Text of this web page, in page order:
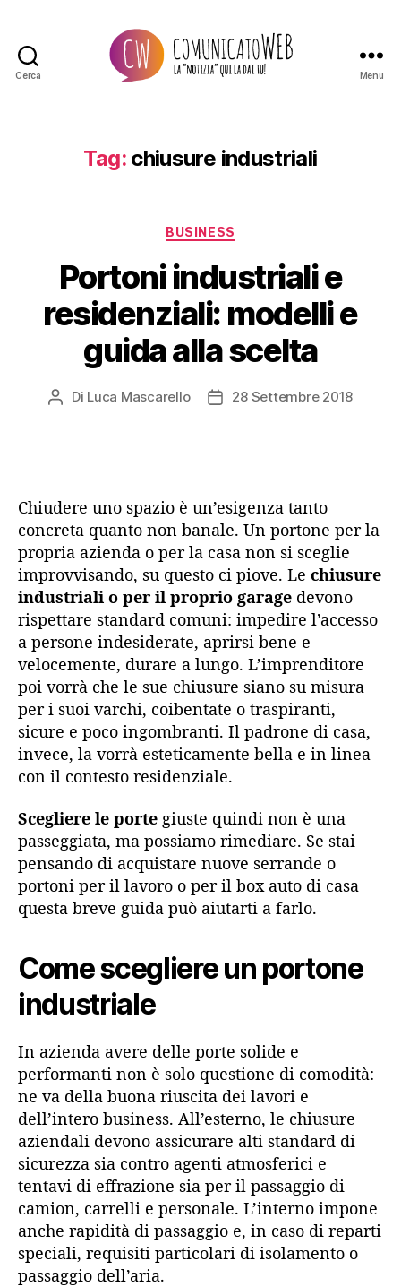
Cerca Menu
Tag: chiusure industriali
Categorie
BUSINESS
Portoni industriali e
residenziali: modelli e
guida alla scelta
Autore
Di Luca Mascarello
Data28 Settembre 2018
Chiudere uno spazio è un’esigenza tanto
concreta quanto non banale. Un portone per la
propria azienda o per la casa non si sceglie
improvvisando, su questo ci piove. Le chiusure
industriali o per il proprio garage devono
rispettare standard comuni: impedire l’accesso
a persone indesiderate, aprirsi bene e
velocemente, durare a lungo. L’imprenditore
poi vorrà che le sue chiusure siano su misura
per i suoi varchi, coibentate o traspiranti,
sicure e poco ingombranti. Il padrone di casa,
invece, la vorrà esteticamente bella e in linea
con il contesto residenziale.
Scegliere le porte giuste quindi non è una
passeggiata, ma possiamo rimediare. Se stai
pensando di acquistare nuove serrande o
portoni per il lavoro o per il box auto di casa
questa breve guida può aiutarti a farlo.
Come scegliere un portone
industriale
In azienda avere delle porte solide e
performanti non è solo questione di comodità:
ne va della buona riuscita dei lavori e
dell’intero business. All’esterno, le chiusure
aziendali devono assicurare alti standard di
sicurezza sia contro agenti atmosferici e
tentavi di effrazione sia per il passaggio di
camion, carrelli e personale. L’interno impone
anche rapidità di passaggio e, in caso di reparti
speciali, requisiti particolari di isolamento o
passaggio dell’aria.